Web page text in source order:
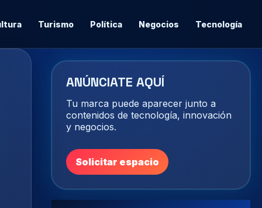
Turismo Política Negocios Tecnología
ANÚNCIATE AQUÍ
Tu marca puede aparecer junto a
contenidos de tecnología, innovación
y negocios.
Solicitar espacio